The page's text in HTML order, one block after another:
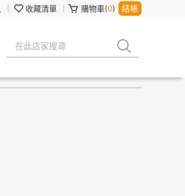
收藏清單 購物車(0) 結帳